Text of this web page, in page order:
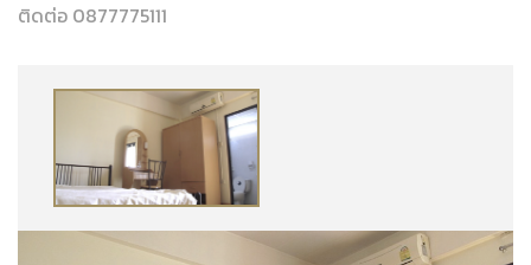
ติดต่อ 0877775111